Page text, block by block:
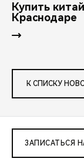
Купить
Краснодаре
К СПИСКУ
ЗАПИСАТЬСЯ